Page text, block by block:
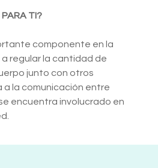
PARA TI?
componente en la
regular la cantidad de
junto con otros
a la comunicación entre
encuentra involucrado en